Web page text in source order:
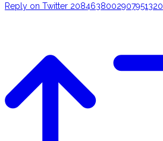
Reply on Twitter 2084638002907951320